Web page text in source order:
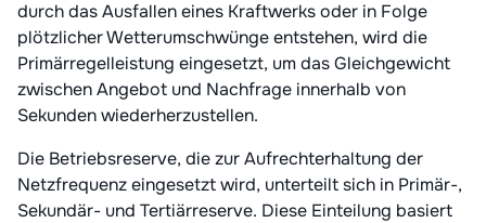
durch das Ausfallen eines Kraftwerks oder in Folge
plötzlicher Wetterumschwünge entstehen, wird die
Primärregelleistung eingesetzt, um das Gleichgewicht
zwischen Angebot und Nachfrage innerhalb von
Sekunden wiederherzustellen.
Die Betriebsreserve, die zur Aufrechterhaltung der
Netzfrequenz eingesetzt wird, unterteilt sich in Primär-,
Sekundär- und Tertiärreserve. Diese Einteilung basiert